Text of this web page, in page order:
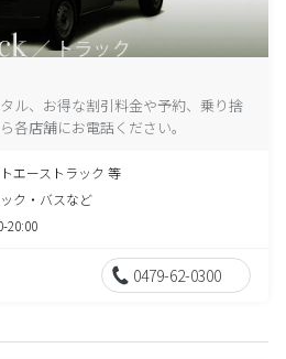
ル、お得な割引料金や予約、乗り捨
各店舗にお電話ください。
エーストラック 等
ック・バスなど
20:00
0479-62-0300